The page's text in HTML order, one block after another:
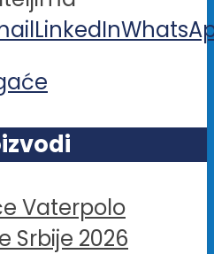
LinkedIn